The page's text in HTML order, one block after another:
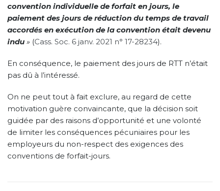
convention individuelle de forfait en jours, le
paiement des jours de réduction du temps de travail
accordés en exécution de la convention était devenu
indu » (Cass. Soc. 6 janv. 2021 n° 17-28234).
En conséquence, le paiement des jours de RTT n’était
pas dû à l’intéressé.
On ne peut tout à fait exclure, au regard de cette
motivation guère convaincante, que la décision soit
guidée par des raisons d’opportunité et une volonté
de limiter les conséquences pécuniaires pour les
employeurs du non-respect des exigences des
conventions de forfait-jours.